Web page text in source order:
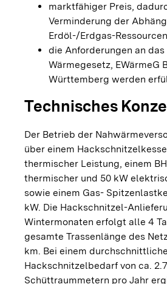
marktfähiger Preis,
Verminderung der
Erdöl-/Erdgas-Ressourcen
die Anforderungen an das
Wärmegesetz, EWärmeG
Württemberg werden
Technisches
Der Betrieb der
über einem
thermischer Leistung, einem
thermischer und 50 kW
sowie einem Gas-
kW. Die Hackschnitzel-
Wintermonaten erfolgt alle 4
gesamte Trassenlänge des
km. Bei einem
Hackschnitzelbedarf von ca.
Schüttraummetern pro Jahr